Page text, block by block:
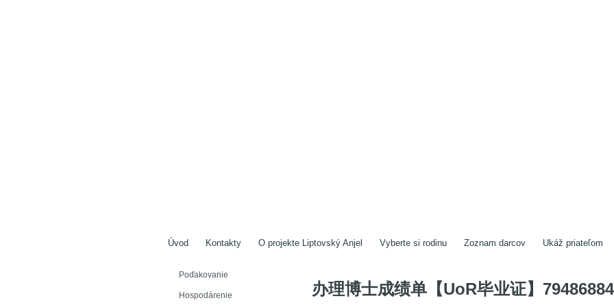
Úvod Kontakty O projekte Liptovský Anjel Vyberte si rodinu Zoznam darcov Ukáž priateľom
Poďakovanie
Hospodárenie 办理博士成绩单【UoR毕业证】